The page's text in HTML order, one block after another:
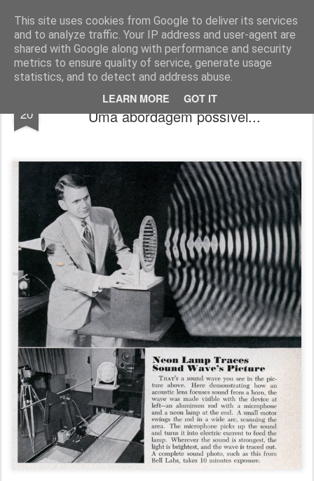
This site uses cookies from Google to deliver its services
and to analyze traffic. Your IP address and user-agent are
shared with Google along with performance and security
metrics to ensure quality of service, generate usage
statistics, and to detect and address abuse.
LEARN MORE GOT IT
www.ViciAudio.pt WWW.VICIAUDIO.PT - O Vício do Audio alimenta-se com a melhor música e os melhores discos. Não há cura, mas tem bom remédio!
20
O Audio e a Ciência... água e azeite?
Uma abordagem possível...